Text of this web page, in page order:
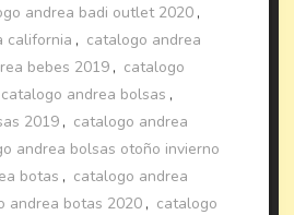
andrea badi outlet 2020 ,
california , catalogo andrea
bebes 2019 , catalogo
catalogo andrea bolsas ,
2019 , catalogo andrea
andrea bolsas otoño invierno
botas , catalogo andrea
andrea botas 2020 , catalogo